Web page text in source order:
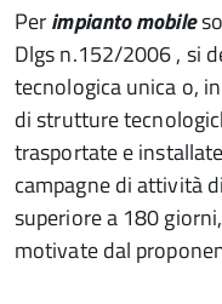
Perimpianto mobile
Dlgs n.152/2006 , si
tecnologica unica o,
di strutture
trasportate e
campagne di attività
superiore a 180
motivate dal